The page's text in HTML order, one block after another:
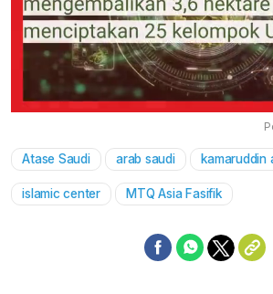
Atase Saudi arab saudi kamaruddin
islamic center MTQ Asia Fasifik